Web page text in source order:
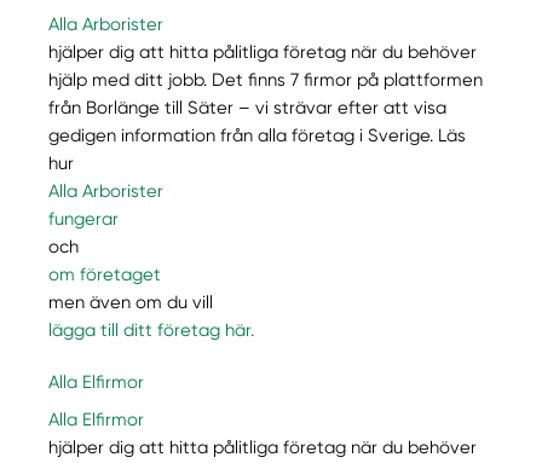
Alla Arborister
hjälper dig att hitta pålitliga företag när du behöver
hjälp med ditt jobb. Det finns 7 firmor på plattformen
från Borlänge till Säter – vi strävar efter att visa
gedigen information från alla företag i Sverige. Läs
hur
Alla Arborister
fungerar
och
om företaget
men även om du vill
lägga till ditt företag här.
Alla Elfirmor
Alla Elfirmor
hjälper dig att hitta pålitliga företag när du behöver